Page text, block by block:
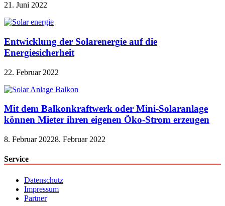
21. Juni 2022
Entwicklung der Solarenergie auf die
Energiesicherheit
22. Februar 2022
Mit dem Balkonkraftwerk oder Mini-Solaranlage
können Mieter ihren eigenen Öko-Strom erzeugen
8. Februar 20228. Februar 2022
Service
Datenschutz
Impressum
Partner